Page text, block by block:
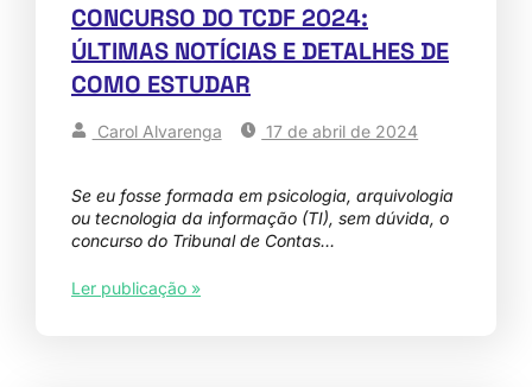
CONCURSO DO TCDF 2024:
ÚLTIMAS NOTÍCIAS E DETALHES DE
COMO ESTUDAR
Carol Alvarenga 17 de abril de 2024
Se eu fosse formada em psicologia, arquivologia
ou tecnologia da informação (TI), sem dúvida, o
concurso do Tribunal de Contas…
Ler publicação »